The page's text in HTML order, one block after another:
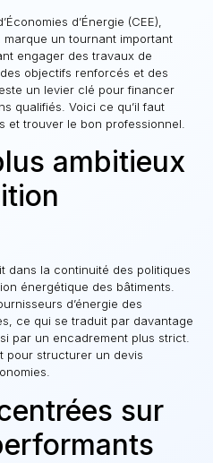
d’Énergie (CEE),
un tournant important
engager des travaux de
objectifs renforcés et des
un levier clé pour financer
qualifiés. Voici ce qu’il faut
et trouver le bon professionnel.
ambitieux
dans la continuité des politiques
énergétique des bâtiments.
d’énergie des
ce qui se traduit par davantage
par un encadrement plus strict.
pour structurer un devis
sur